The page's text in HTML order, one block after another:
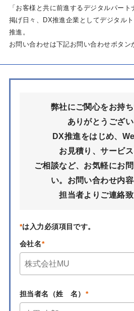
「お客様と共に前進するデジタルパー
掲げ日々、DX推進企業としてデジタル
推進。
お問い合わせは下記お問い合わせボタン
弊社にご関心をお持ち
ありがとうござい
DX推進をはじめ、
お見積り、サービ
ご相談など、お気軽にお
い。 お問い合わせ内容
担当者よりご連絡致
*は入力必須項目です。
会社名
担当者名（姓 名）